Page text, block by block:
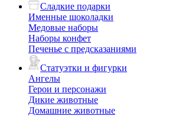
Сладкие подарки
Именные шоколадки
Медовые наборы
Наборы конфет
Печенье с предсказаниями
Статуэтки и фигурки
Ангелы
Герои и персонажи
Дикие животные
Домашние животные